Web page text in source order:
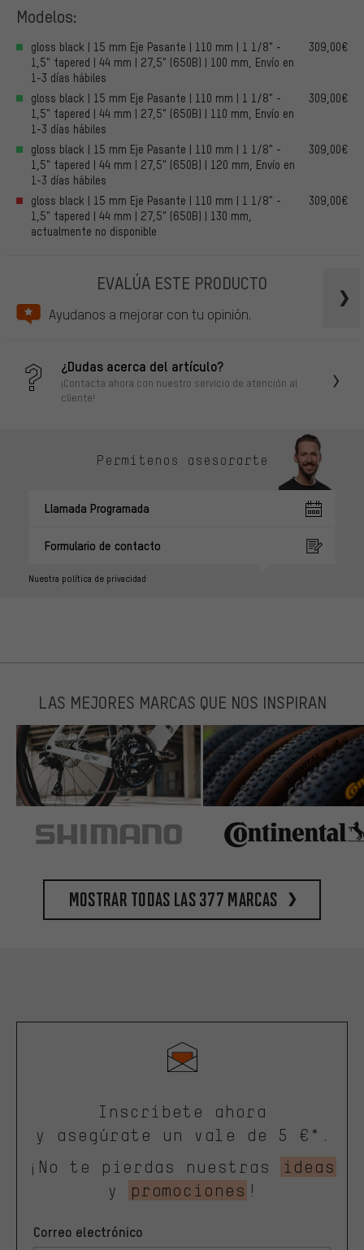
Modelos:
gloss black | 15 mm Eje Pasante | 110 mm | 1 1/8" -
1,5" tapered | 44 mm | 27,5" (650B) | 100 mm, Envío en
1-3 días hábiles
309,00€
gloss black | 15 mm Eje Pasante | 110 mm | 1 1/8" -
1,5" tapered | 44 mm | 27,5" (650B) | 110 mm, Envío en
1-3 días hábiles
309,00€
gloss black | 15 mm Eje Pasante | 110 mm | 1 1/8" -
1,5" tapered | 44 mm | 27,5" (650B) | 120 mm, Envío en
1-3 días hábiles
309,00€
gloss black | 15 mm Eje Pasante | 110 mm | 1 1/8" -
1,5" tapered | 44 mm | 27,5" (650B) | 130 mm,
actualmente no disponible
309,00€
EVALÚA ESTE PRODUCTO
Ayudanos a mejorar con tu opinión.
¿Dudas acerca del artículo?
¡Contacta ahora con nuestro servicio de atención al
cliente!
Permítenos asesorarte
Llamada Programada
Formulario de contacto
Nuestra política de privacidad
LAS MEJORES MARCAS QUE NOS INSPIRAN
Mostrar todas las 377 marcas
Inscríbete ahora
y asegúrate un vale de 5 €*.
¡No te pierdas nuestras
ideas
y
promociones !
Correo electrónico